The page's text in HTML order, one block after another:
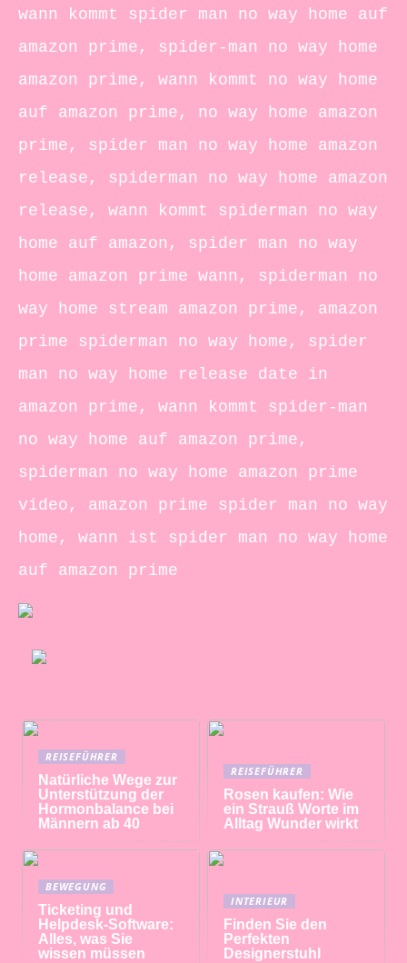
wann kommt spider man no way home auf
amazon prime, spider-man no way home
amazon prime, wann kommt no way home
auf amazon prime, no way home amazon
prime, spider man no way home amazon
release, spiderman no way home amazon
release, wann kommt spiderman no way
home auf amazon, spider man no way
home amazon prime wann, spiderman no
way home stream amazon prime, amazon
prime spiderman no way home, spider
man no way home release date in
amazon prime, wann kommt spider-man
no way home auf amazon prime,
spiderman no way home amazon prime
video, amazon prime spider man no way
home, wann ist spider man no way home
auf amazon prime
REISEFÜHRER
Natürliche Wege zur
Unterstützung der
Hormonbalance bei
Männern ab 40
REISEFÜHRER
Rosen kaufen: Wie
ein Strauß Worte im
Alltag Wunder wirkt
BEWEGUNG
Ticketing und
Helpdesk-Software:
Alles, was Sie
wissen müssen
INTERIEUR
Finden Sie den
Perfekten
Designerstuhl